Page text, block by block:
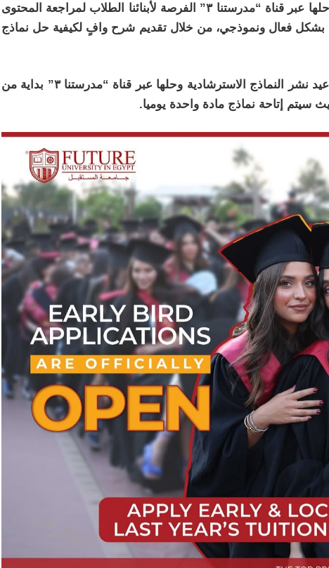
وتوفر النماذج الاسترشادية وإتاحة حلها عبر قناة “مدرستنا ٣” الفرصة لأبنائنا الطلاب لمراجعة المحتوى
بشكل فعال ونموذجي، من خلال تقديم شرح وافٍ لكيفية حل نماذج
وستقدم الوزارة جدولا مفصلا بمواعيد نشر النماذج الاسترشادية وحلها عبر قناة “مدرستنا ٣” بداية من